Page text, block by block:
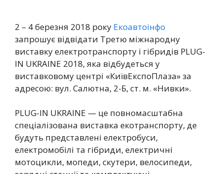
2 – 4 березня 2018 року Екоавтоінфо
запрошує відвідати Третю міжнародну
виставку електротранспорту і гібридів PLUG-
IN UKRAINE 2018, яка відбудеться у
виставковому центрі «КиївЕкспоПлаза» за
адресою: вул. Салютна, 2-Б, ст. м. «Нивки».
PLUG-IN UKRAINE — це повномасштабна
спеціалізована виставка екотранспорту, де
будуть представлені електробуси,
електромобілі та гібриди, електричні
мотоцикли, мопеди, скутери, велосипеди,